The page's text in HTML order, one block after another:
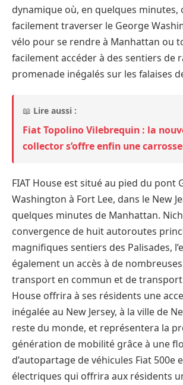
dynamique où, en quelques minutes,
facilement traverser le George
vélo pour se rendre à Manhattan ou
facilement accéder à des sentiers de
promenade inégalés sur les falaises
📖 Lire aussi :
Fiat Topolino Vilebrequin : la
collector s’offre enfin une
FIAT House est situé au pied du pont
Washington à Fort Lee, dans le New
quelques minutes de Manhattan.
convergence de huit autoroutes
magnifiques sentiers des Palisades,
également un accès à de
transport en commun et de transport
House offrira à ses résidents une
inégalée au New Jersey, à la ville de
reste du monde, et représentera la
génération de mobilité grâce à une
d’autopartage de véhicules Fiat 500e
électriques qui offrira aux résidents